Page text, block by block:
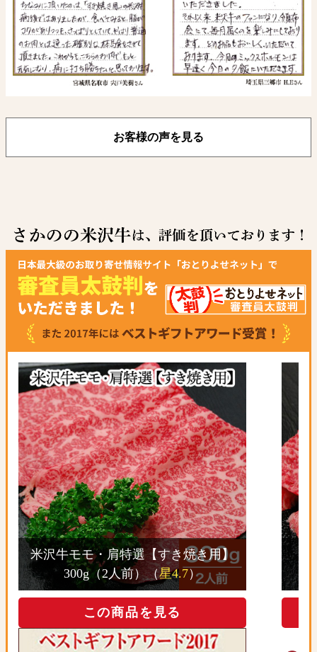
お客様の声を見る
米沢牛モモ・肩特選【すき焼き用】
300g（2人前）（星4.7）
この商品を見る